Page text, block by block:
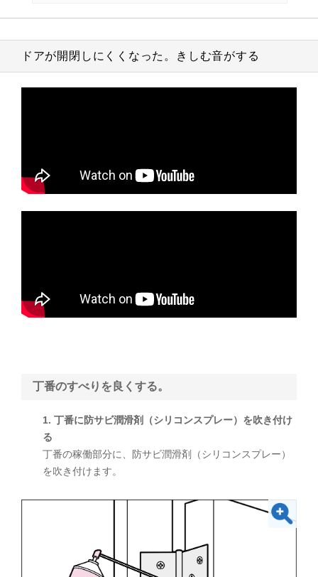
ドアが開閉しにくくなった。きしむ音がする
丁番のすべりを良くする。
1. 丁番に防サビ潤滑剤（シリコンスプレー）を吹き付け
る
丁番の稼働部分に、防サビ潤滑剤（シリコンスプレー）
を吹き付けます。